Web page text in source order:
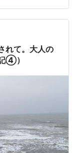
うに感じる しか
しさ。 難点は駐
) 手前に幼稚
ってしまいなん
れて。大人の
④）